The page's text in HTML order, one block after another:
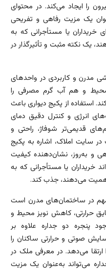
را ایجاد می‌کند. در محتوای
یک مزیت رفاهی و تفریحی
خریداران یا مستأجرانی که به
یک نکته مثبت و تأثیرگذار در
مدرن و کاربردی در واحدهای
و هم آب گرم مصرفی را
استفاده از پکیج دیواری باعث
انرژی و کنترل دقیق دمای
قدیمی‌تر شوفاژ، راحتی و
سایت املاک، اشاره به پکیج
و به‌روز، نشان‌دهنده کیفیت
یا مستأجرانی که به
می‌دهند، جذب کند.
مهم در ساختمان‌های مدرن است
حرارتی، کاهش نویز محیط و
پنجره دو جداره علاوه بر
صوتی و حرارتی ساکنان را
ارتقا می‌دهد. در معرفی ملک در
می‌تواند به‌عنوان یک مزیت